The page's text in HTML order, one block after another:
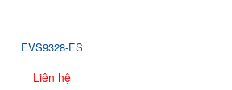
EVS9328-ES
Liên hệ